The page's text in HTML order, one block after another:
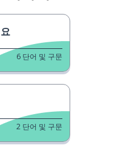
6 단어 및 구문
2 단어 및 구문